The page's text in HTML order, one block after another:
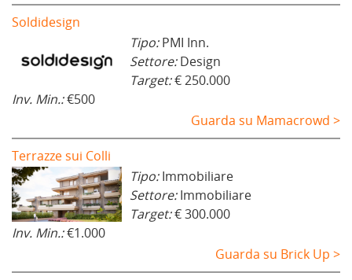
Soldidesign
Tipo:PMI Inn.
Settore:Design
Target:€ 250.000
Inv. Min.:€500
Guarda su Mamacrowd >
Terrazze sui Colli
Tipo:Immobiliare
Settore:Immobiliare
Target:€ 300.000
Inv. Min.:€1.000
Guarda su Brick Up >